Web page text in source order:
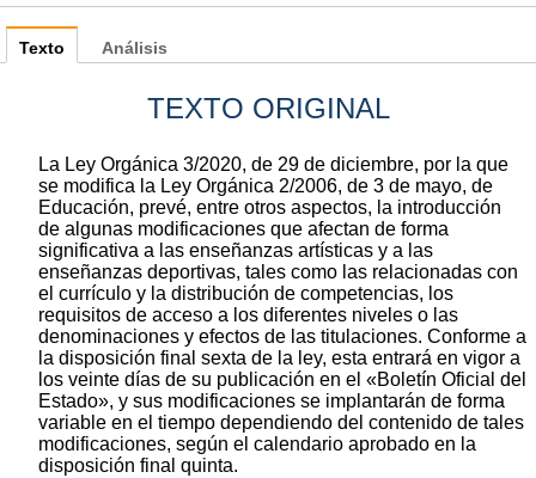
Texto
TEXTO ORIGINAL
La Ley Orgánica 3/2020, de 29 de diciembre, por la que
se modifica la Ley Orgánica 2/2006, de 3 de mayo, de
Educación, prevé, entre otros aspectos, la introducción
de algunas modificaciones que afectan de forma
significativa a las enseñanzas artísticas y a las
enseñanzas deportivas, tales como las relacionadas con
el currículo y la distribución de competencias, los
requisitos de acceso a los diferentes niveles o las
denominaciones y efectos de las titulaciones. Conforme a
la disposición final sexta de la ley, esta entrará en vigor a
los veinte días de su publicación en el «Boletín Oficial del
Estado», y sus modificaciones se implantarán de forma
variable en el tiempo dependiendo del contenido de tales
modificaciones, según el calendario aprobado en la
disposición final quinta.
Análisis